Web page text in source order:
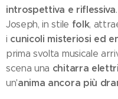
introspettiva e riflessiva
Joseph, in stile folk,
i cunicoli misteriosi ed
prima svolta musicale
scena una chitarra
un'anima ancora più